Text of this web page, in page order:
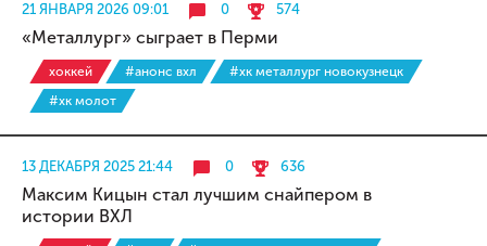
21 ЯНВАРЯ 2026 09:01 0 574
«Металлург» сыграет в Перми
хоккей #анонс вхл
#хк металлург новокузнецк
#хк молот
13 ДЕКАБРЯ 2025 21:44 0 636
Максим Кицын стал лучшим снайпером в
истории ВХЛ